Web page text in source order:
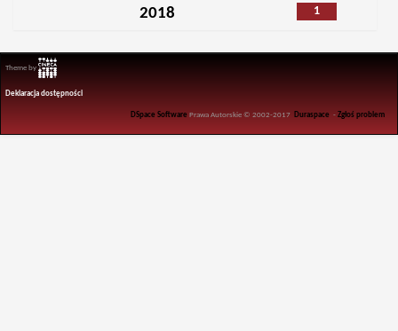
1
2018
Theme by
Deklaracja dostępności
DSpace Software Prawa Autorskie © 2002-2017 Duraspace -Zgłoś problem